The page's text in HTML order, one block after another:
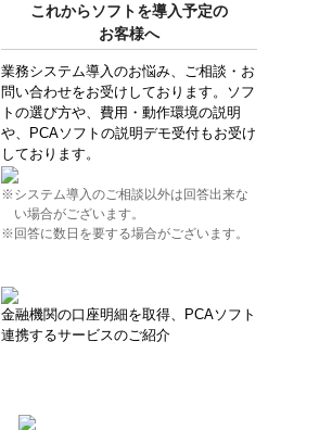
これからソフトを導入予定の
お客様へ
業務システム導入のお悩み、ご相談・お
問い合わせをお受けしております。ソフ
トの選び方や、費用・動作環境の説明
や、PCAソフトの説明デモ受付もお受け
しております。
※システム導入のご相談以外は回答出来な
い場合がございます。
※回答に数日を要する場合がございます。
金融機関の口座明細を取得、PCAソフト
連携するサービスのご紹介